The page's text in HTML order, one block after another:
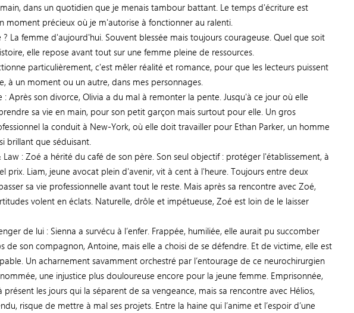
dans un quotidien que je menais tambour battant. Le temps d'écriture est
moment précieux où je m'autorise à fonctionner au ralenti.
La femme d'aujourd'hui. Souvent blessée mais toujours courageuse. Quel que soit
elle repose avant tout sur une femme pleine de ressources.
particulièrement, c'est mêler réalité et romance, pour que les lecteurs puissent
à un moment ou un autre, dans mes personnages.
: Après son divorce, Olivia a du mal à remonter la pente. Jusqu'à ce jour où elle
sa vie en main, pour son petit garçon mais surtout pour elle. Un gros
la conduit à New-York, où elle doit travailler pour Ethan Parker, un homme
brillant que séduisant.
Law : Zoé a hérité du café de son père. Son seul objectif : protéger l'établissement, à
prix. Liam, jeune avocat plein d'avenir, vit à cent à l'heure. Toujours entre deux
sa vie professionnelle avant tout le reste. Mais après sa rencontre avec Zoé,
volent en éclats. Naturelle, drôle et impétueuse, Zoé est loin de le laisser
de lui : Sienna a survécu à l’enfer. Frappée, humiliée, elle aurait pu succomber
de son compagnon, Antoine, mais elle a choisi de se défendre. Et de victime, elle est
Un acharnement savamment orchestré par l’entourage de ce neurochirurgien
une injustice plus douloureuse encore pour la jeune femme. Emprisonnée,
les jours qui la séparent de sa vengeance, mais sa rencontre avec Hélios,
risque de mettre à mal ses projets. Entre la haine qui l’anime et l’espoir d’une